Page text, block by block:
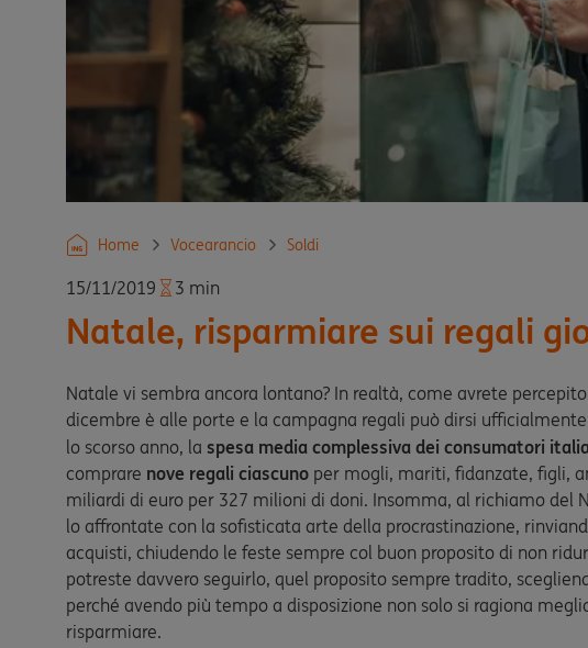
Home Vocearancio Soldi
15/11/2019 3 min
Natale, risparmiare sui regali
Natale vi sembra ancora lontano? In realtà, come avrete
dicembre è alle porte e la campagna regali può dirsi
lo scorso anno, la spesa media complessiva dei consumatori
comprare nove regali ciascuno per mogli, mariti, fidanzate, figli,
miliardi di euro per 327 milioni di doni. Insomma, al richiamo del
lo affrontate con la sofisticata arte della procrastinazione,
acquisti, chiudendo le feste sempre col buon proposito di non
potreste davvero seguirlo, quel proposito sempre tradito,
perché avendo più tempo a disposizione non solo si ragiona
risparmiare.